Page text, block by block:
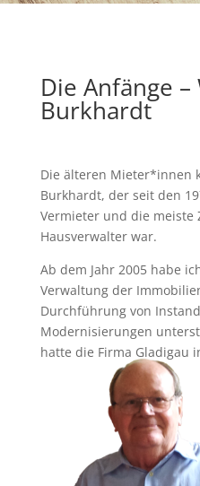
Die Anfänge –
Burkhardt
Die älteren Mieter*innen
Burkhardt, der seit den
Vermieter und die meiste
Hausverwalter war.
Ab dem Jahr 2005 habe
Verwaltung der
Durchführung von
Modernisierungen
hatte die Firma Gladigau